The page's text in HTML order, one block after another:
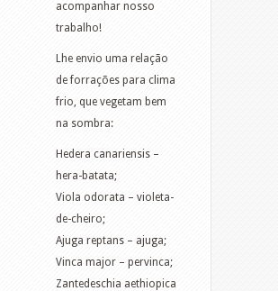
acompanhar nosso
trabalho!
Lhe envio uma relação
de forrações para clima
frio, que vegetam bem
na sombra:
Hedera canariensis –
hera-batata;
Viola odorata – violeta-
de-cheiro;
Ajuga reptans – ajuga;
Vinca major – pervinca;
Zantedeschia aethiopica